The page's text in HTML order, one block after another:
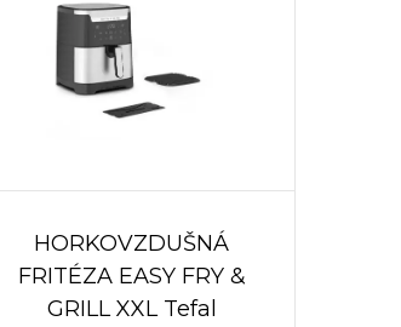
HORKOVZDUŠNÁ
FRITÉZA EASY FRY &
GRILL XXL Tefal